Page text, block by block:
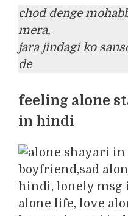
chod denge
mera,
jara jindagi ko
de
feeling alone
in hindi